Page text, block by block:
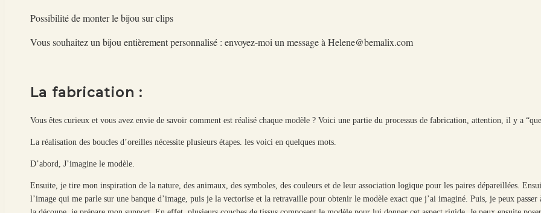
Possibilité de monter le bijou sur clips
Vous souhaitez un bijou entièrement personnalisé : envoyez-moi un message à Helene@bemalix.com
La fabrication :
Vous êtes curieux et vous avez envie de savoir comment est réalisé chaque modèle ? Voici une partie du processus de fabrication, attention, il y a
La réalisation des boucles d’oreilles nécessite plusieurs étapes. les voici en quelques mots.
D’abord, J’imagine le modèle.
Ensuite, je tire mon inspiration de la nature, des animaux, des symboles, des couleurs et de leur association logique pour les paires dépareillées.
l’image qui me parle sur une banque d’image, puis je la vectorise et la retravaille pour obtenir le modèle exact que j’ai imaginé. Puis, je peux